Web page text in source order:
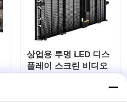
상업용 투명 LED 디스
플레이 스크린 비디오
문의 보내기